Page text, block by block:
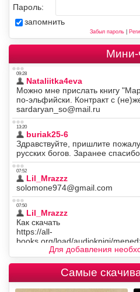
Пароль:
запомнить
Забыл пароль|
Мини-
Для добавления
Самые